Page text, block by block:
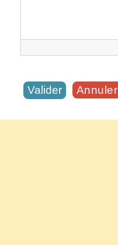
Annuler